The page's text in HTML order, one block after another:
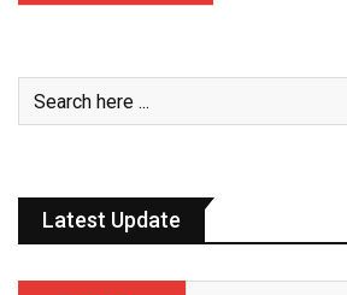
Latest Update